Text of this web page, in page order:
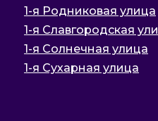
1-я Родниковая улица
1-я Славгородская
1-я Солнечная улица
1-я Сухарная улица